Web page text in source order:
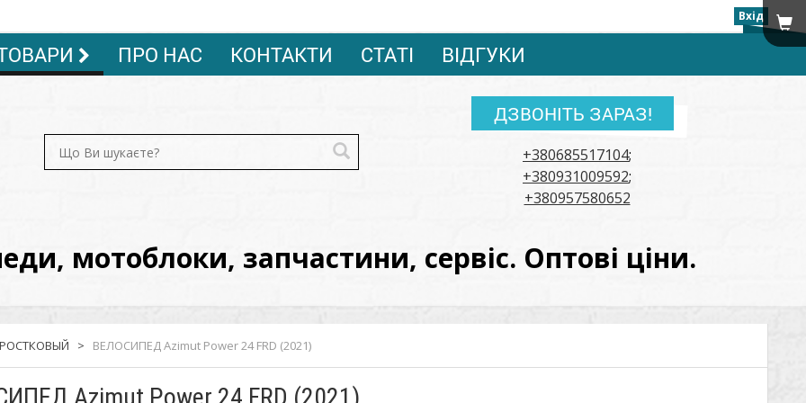
Вхід
ПРО НАС КОНТАКТИ СТАТІ ВІДГУКИ
ДЗВОНІТЬ ЗАРАЗ!
+380685517104;
+380931009592;
+380957580652
мотоблоки, запчастини, сервіс. Оптові ціни.
> ВЕЛОСИПЕД Azimut Power 24 FRD (2021)